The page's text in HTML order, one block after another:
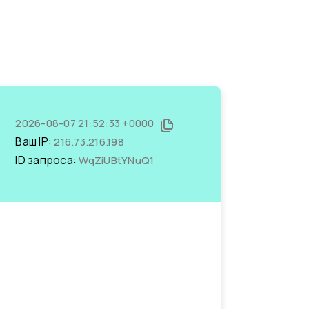
2026-08-07 21:52:33 +0000
Ваш IP:216.73.216.198
ID запроса:WqZiUBtYNuQ1